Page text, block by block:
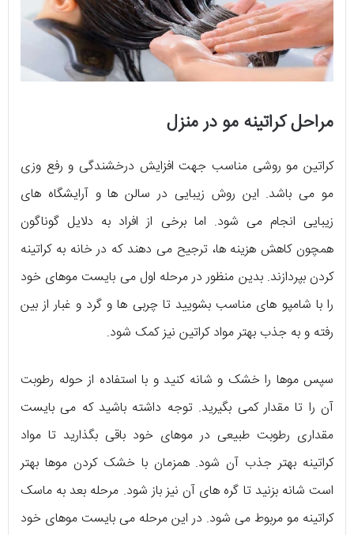
مراحل کراتینه مو در منزل
کراتین مو روشی مناسب جهت افزایش درخشندگی و رفع وزی
مو می باشد. این روش زیبایی در سالن ها و آرایشگاه های
زیبایی انجام می شود. اما برخی از افراد به دلایل گوناگون
همچون کاهش هزینه ها، ترجیح می دهند که در خانه به کراتینه
کردن بپردازند. بدین منظور در مرحله اول می‌ ‌بایست موهای خود
را با شامپو های مناسب بشویید تا چربی ‌ها و گرد و غبار از بین
رفته و به جذب بهتر مواد کراتین نیز کمک شود.
سپس موها را خشک و شانه کنید و با استفاده از حوله رطوبت
آن را تا مقدار کمی بگیرید‌. توجه داشته باشید که می ‌بایست
مقداری رطوبت طبیعی در موهای خود باقی بگذارید تا مواد
کراتینه بهتر جذب آن شود. همزمان با خشک کردن موها بهتر
است شانه بزنید تا گره‌ های آن نیز باز شود. مرحله بعد به ماسک
کراتینه مو مربوط می ‌شود. در این مرحله می ‌بایست موهای خود